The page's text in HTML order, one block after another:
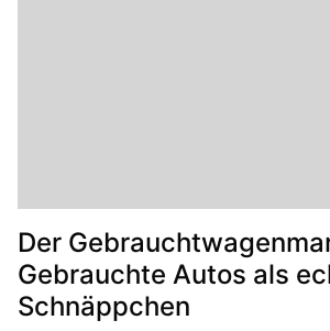
Der
Gebrauchte Autos als
Schnäppchen